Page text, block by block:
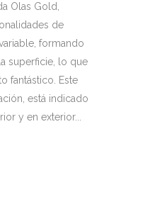
Olas Gold,
de
formando
superficie, lo que
fantástico. Este
está indicado
y en exterior...